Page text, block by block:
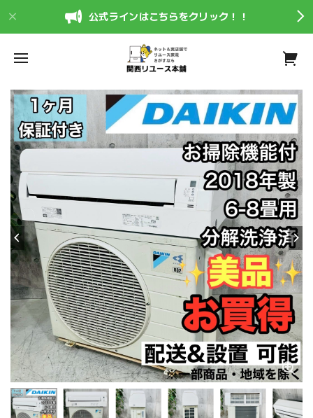
公式ラインはこちらをクリック！！